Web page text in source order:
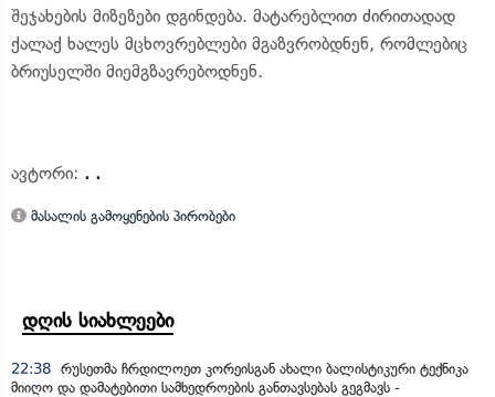
შეჯახების მიზეზები დგინდება. მატარებლით ძირითადად
ქალაქ ხალეს მცხოვრებლები მგაზვრობდნენ, რომლებიც
ბრიუსელში მიემგზავრებოდნენ.
ავტორი: . .
მასალის გამოყენების პირობები
დღის სიახლეები
22:38 რუსეთმა ჩრდილოეთ კორეისგან ახალი ბალისტიკური ტექნიკა
მიიღო და დამატებითი სამხედროების განთავსებას გეგმავს -